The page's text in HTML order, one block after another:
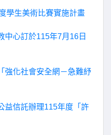
學生美術比賽實施計畫
中心訂於115年7月16日
強化社會安全網－急難紓
益信託辦理115年度「許